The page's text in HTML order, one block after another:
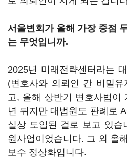
서울변회가 올해 가장 중점
는 무엇입니까.
2025년 미래전략센터라는
(변호사와 의뢰인 간 비밀
고, 올해 상반기 변호사법이
년 뒤지만 대법원도 판례로
실상 도입된 걸로 보고 있습
원사업이었습니다. 그 외 올
보수 정상화입니다.